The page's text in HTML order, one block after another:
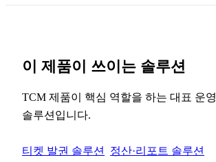
이 제품이 쓰이는 솔루션
TCM 제품이 핵심 역할을 하는 대표 운영
솔루션입니다.
티켓 발권 솔루션 정산·리포트 솔루션